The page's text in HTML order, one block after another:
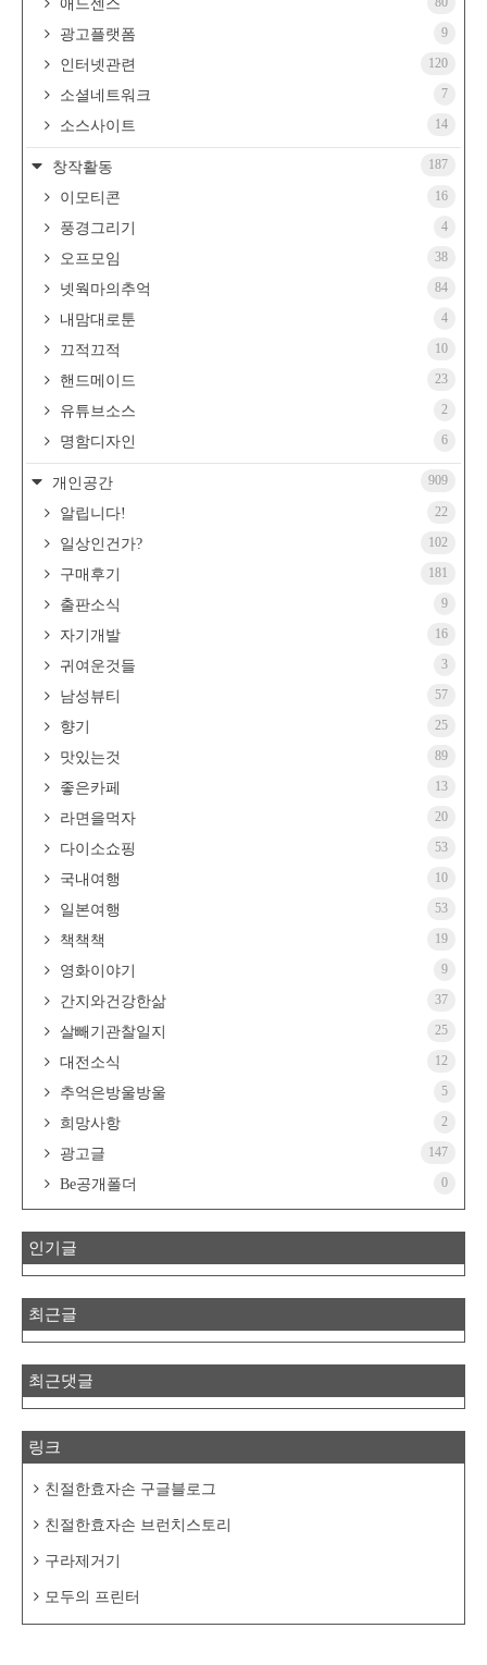
애드센스
광고플랫폼 9
인터넷관련 120
소셜네트워크 7
소스사이트 14
창작활동 187
이모티콘 16
풍경그리기 4
오프모임 38
넷웍마의추억 84
내맘대로툰 4
끄적끄적 10
핸드메이드 23
유튜브소스 2
명함디자인 6
개인공간 909
알립니다! 22
일상인건가? 102
구매후기 181
출판소식 9
자기개발 16
귀여운것들 3
남성뷰티 57
향기 25
맛있는것 89
좋은카페 13
라면을먹자 20
다이소쇼핑 53
국내여행 10
일본여행 53
책책책 19
영화이야기 9
간지와건강한삶 37
살빼기관찰일지 25
대전소식 12
추억은방울방울 5
희망사항 2
광고글 147
Be공개폴더 0
인기글
최근글
최근댓글
링크
친절한효자손 구글블로그
친절한효자손 브런치스토리
구라제거기
모두의 프린터